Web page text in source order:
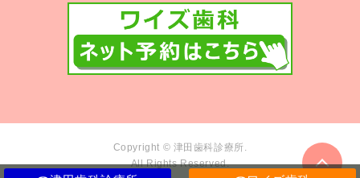
Copyright © 津田歯科診療所.
All Rights Reserved.